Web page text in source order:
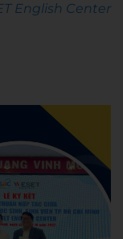
English Center